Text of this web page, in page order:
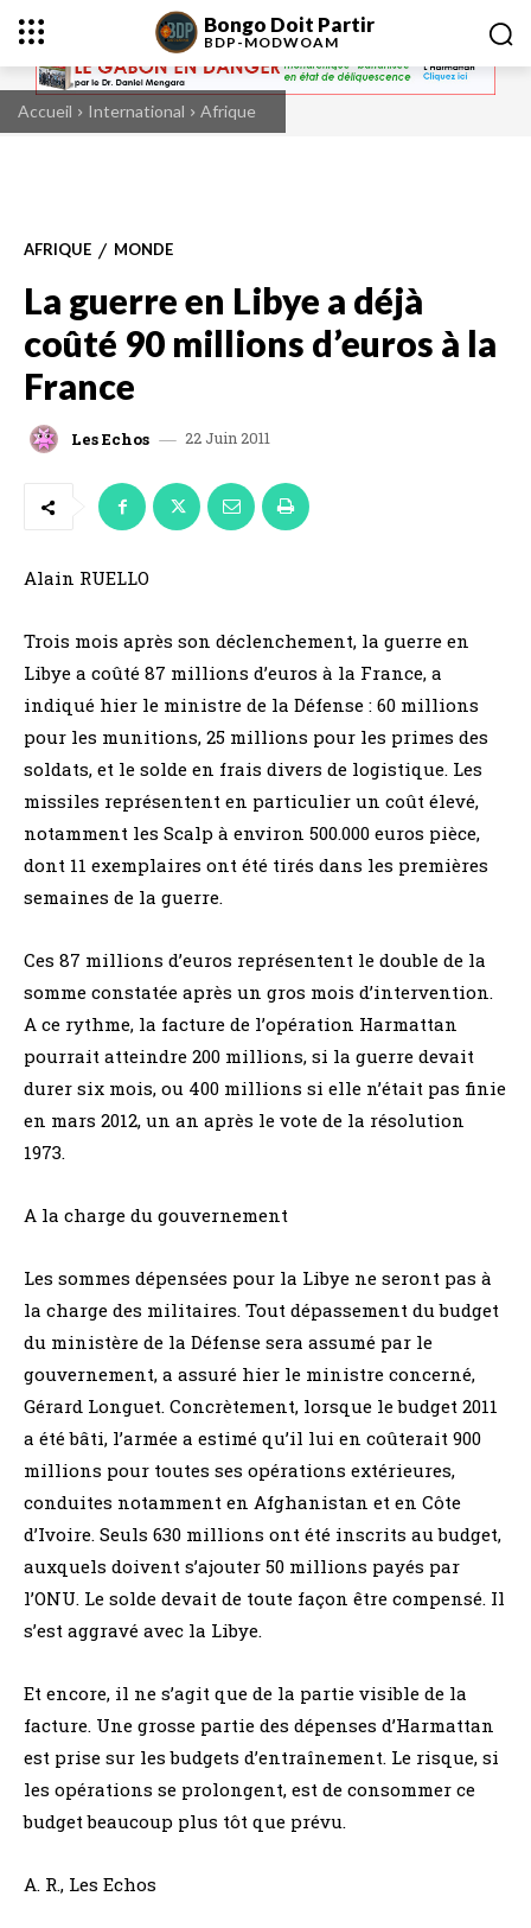
Bongo Doit Partir
BDP-MODWOAM
Accueil International Afrique
AFRIQUE MONDE
La guerre en Libye a déjà
coûté 90 millions d’euros à la
France
Les Echos 22 Juin 2011
Alain RUELLO
Trois mois après son déclenchement, la guerre en
Libye a coûté 87 millions d’euros à la France, a
indiqué hier le ministre de la Défense : 60 millions
pour les munitions, 25 millions pour les primes des
soldats, et le solde en frais divers de logistique. Les
missiles représentent en particulier un coût élevé,
notamment les Scalp à environ 500.000 euros pièce,
dont 11 exemplaires ont été tirés dans les premières
semaines de la guerre.
Ces 87 millions d’euros représentent le double de la
somme constatée après un gros mois d’intervention.
A ce rythme, la facture de l’opération Harmattan
pourrait atteindre 200 millions, si la guerre devait
durer six mois, ou 400 millions si elle n’était pas finie
en mars 2012, un an après le vote de la résolution
1973.
A la charge du gouvernement
Les sommes dépensées pour la Libye ne seront pas à
la charge des militaires. Tout dépassement du budget
du ministère de la Défense sera assumé par le
gouvernement, a assuré hier le ministre concerné,
Gérard Longuet. Concrètement, lorsque le budget 2011
a été bâti, l’armée a estimé qu’il lui en coûterait 900
millions pour toutes ses opérations extérieures,
conduites notamment en Afghanistan et en Côte
d’Ivoire. Seuls 630 millions ont été inscrits au budget,
auxquels doivent s’ajouter 50 millions payés par
l’ONU. Le solde devait de toute façon être compensé. Il
s’est aggravé avec la Libye.
Et encore, il ne s’agit que de la partie visible de la
facture. Une grosse partie des dépenses d’Harmattan
est prise sur les budgets d’entraînement. Le risque, si
les opérations se prolongent, est de consommer ce
budget beaucoup plus tôt que prévu.
A. R., Les Echos